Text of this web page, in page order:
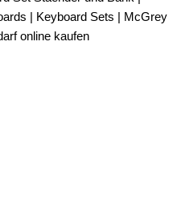
| Keyboard Sets | McGrey
online kaufen